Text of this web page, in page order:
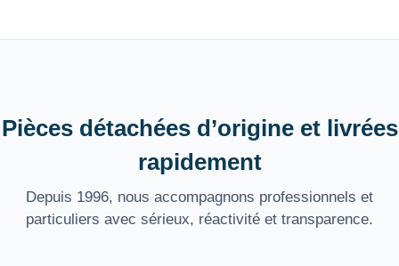
Pièces détachées d’origine et livrées
rapidement
Depuis 1996, nous accompagnons professionnels et
particuliers avec sérieux, réactivité et transparence.